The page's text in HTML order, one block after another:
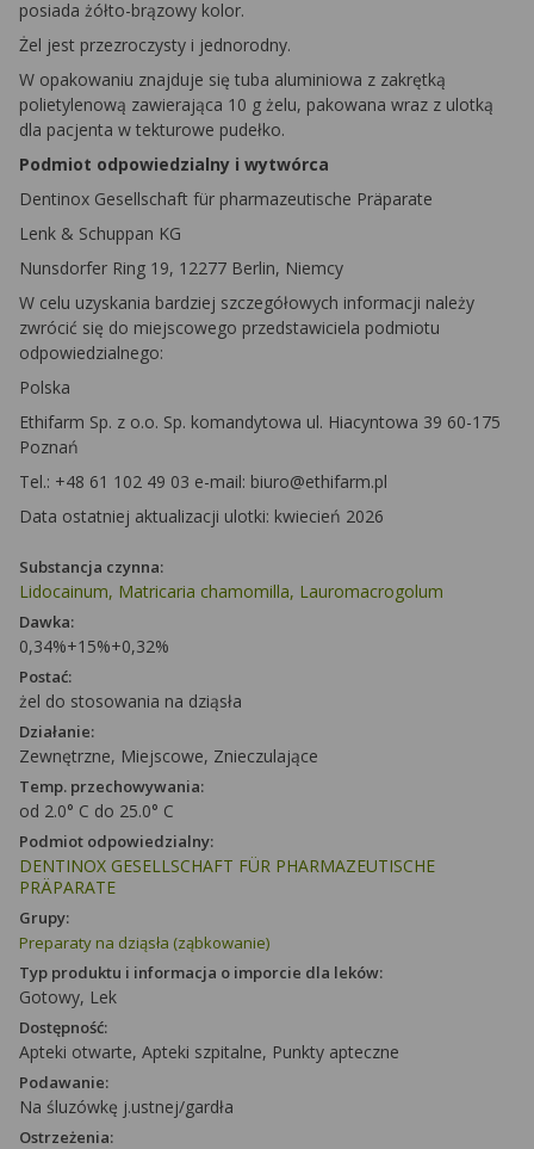
posiada żółto-brązowy kolor.
Żel jest przezroczysty i jednorodny.
W opakowaniu znajduje się tuba aluminiowa z zakrętką
polietylenową zawierająca 10 g żelu, pakowana wraz z ulotką
dla pacjenta w tekturowe pudełko.
Podmiot odpowiedzialny i wytwórca
Dentinox Gesellschaft für pharmazeutische Präparate
Lenk & Schuppan KG
Nunsdorfer Ring 19, 12277 Berlin, Niemcy
W celu uzyskania bardziej szczegółowych informacji należy
zwrócić się do miejscowego przedstawiciela podmiotu
odpowiedzialnego:
Polska
Ethifarm Sp. z o.o. Sp. komandytowa ul. Hiacyntowa 39 60-175
Poznań
Tel.: +48 61 102 49 03 e-mail: biuro@ethifarm.pl
Data ostatniej aktualizacji ulotki: kwiecień 2026
Substancja czynna:
Lidocainum, Matricaria chamomilla, Lauromacrogolum
Dawka:
0,34%+15%+0,32%
Postać:
żel do stosowania na dziąsła
Działanie:
Zewnętrzne, Miejscowe, Znieczulające
Temp. przechowywania:
od 2.0° C do 25.0° C
Podmiot odpowiedzialny:
DENTINOX GESELLSCHAFT FÜR PHARMAZEUTISCHE
PRÄPARATE
Grupy:
Preparaty na dziąsła (ząbkowanie)
Typ produktu i informacja o imporcie dla leków:
Gotowy, Lek
Dostępność:
Apteki otwarte, Apteki szpitalne, Punkty apteczne
Podawanie:
Na śluzówkę j.ustnej/gardła
Ostrzeżenia: